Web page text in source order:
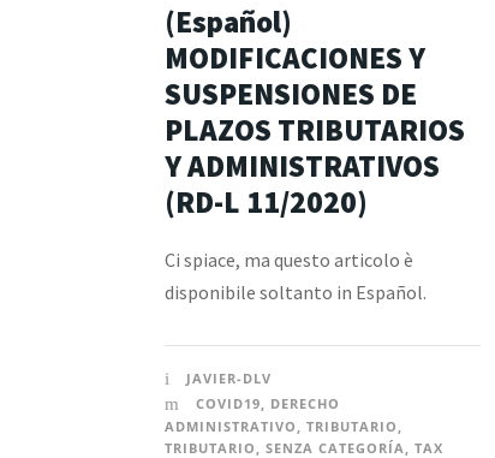
(Español)
MODIFICACIONES Y
SUSPENSIONES DE
PLAZOS TRIBUTARIOS
Y ADMINISTRATIVOS
(RD-L 11/2020)
Ci spiace, ma questo articolo è
disponibile soltanto in Español.
JAVIER-DLV
COVID19
DERECHO
ADMINISTRATIVO
TRIBUTARIO
TRIBUTARIO
SENZA CATEGORÍA TAX